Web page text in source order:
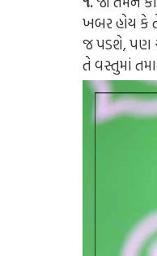
ખબર હોય કે
જ પડશે, પણ
તે વસ્તુમાં